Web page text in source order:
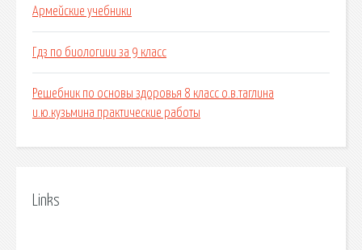
Армейские учебники
Гдз по биологиии за 9 класс
Решебник по основы здоровья 8 класс о.в.таглина
и.ю.кузьмина практические работы
Links